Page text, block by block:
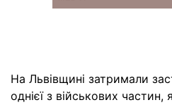
На Львівщині затримали
однієї з військових